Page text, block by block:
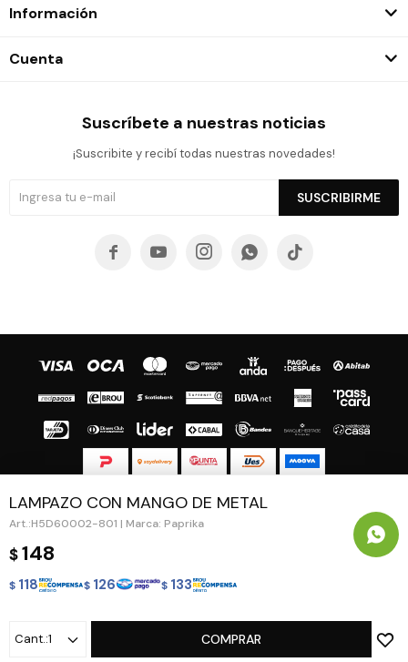
LAMPAZO CON MANGO DE METAL
H5D60002-801 | Marca: Paprika
$148
$ 118 $ 126 $ 133
1 COMPRAR
Información
Cuenta
Suscríbete a nuestras noticias
¡Suscribite y recibí todas nuestras novedades!
SUSCRIBIRME
    
© Copyright 2026 / Guapa - Paprika